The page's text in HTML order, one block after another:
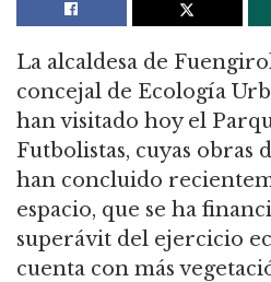
La alcaldesa de
concejal de Ecología
han visitado hoy el
Futbolistas, cuyas obras
han concluido
espacio, que se ha
superávit del ejercicio
cuenta con más